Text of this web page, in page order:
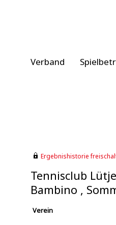
Verband
Ergebnishistorie
Tennisclub
Bambino ,
Verein